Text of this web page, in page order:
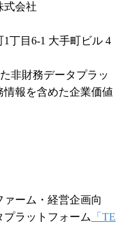
式会社
丁目6-1 大手町ビル 4
非財務データプラッ
情報を含めた企業価値
ーム・経営企画向
ラットフォーム
「TE